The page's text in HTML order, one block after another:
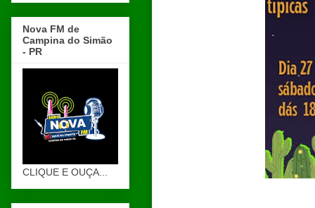
Nova FM de
Campina do Simão
- PR
CLIQUE E OUÇA...